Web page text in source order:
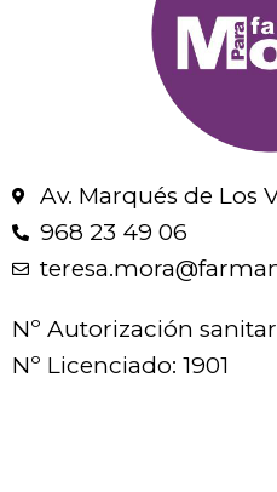
Av. Marqués de Los
968 23 49 06
Nº Autorización
Nº Licenciado: 1901